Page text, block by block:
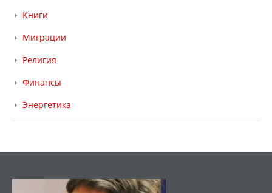
Книги
Миграции
Религия
Финансы
Энергетика